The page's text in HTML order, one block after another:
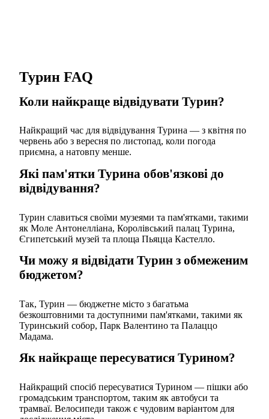
Турин FAQ
Коли найкраще відвідувати Турин?
Найкращий час для відвідування Турина — з квітня по
червень або з вересня по листопад, коли погода
приємна, а натовпу менше.
Які пам'ятки Турина обов'язкові до
відвідування?
Турин славиться своїми музеями та пам'ятками, такими
як Моле Антонелліана, Королівський палац Турина,
Єгипетський музей та площа Пьяцца Кастелло.
Чи можу я відвідати Турин з обмеженим
бюджетом?
Так, Турин — бюджетне місто з багатьма
безкоштовними та доступними пам'ятками, такими як
Туринський собор, Парк Валентино та Палаццо
Мадама.
Як найкраще пересуватися Турином?
Найкращий спосіб пересуватися Турином — пішки або
громадським транспортом, таким як автобуси та
трамваї. Велосипеди також є чудовим варіантом для